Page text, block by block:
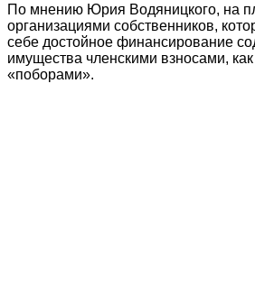
По мнению Юрия Водяницкого, на
организациями собственников,
себе достойное финансирование
имущества членскими взносами,
«поборами».